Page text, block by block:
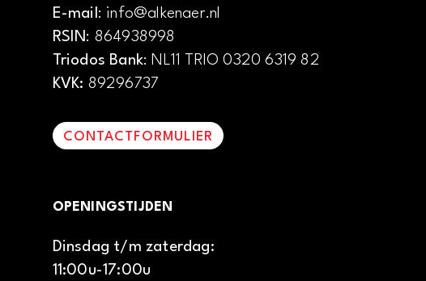
E-mail: info@alkenaer.nl
RSIN: 864938998
Triodos Bank: NL11 TRIO 0320 6319 82
KVK: 89296737
CONTACTFORMULIER
OPENINGSTIJDEN
Dinsdag t/m zaterdag:
11:00u-17:00u